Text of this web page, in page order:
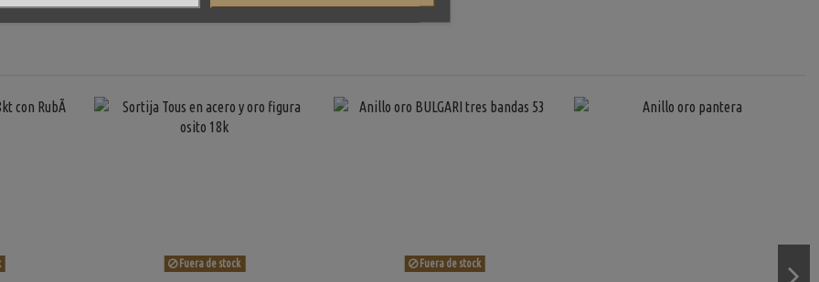
Fuera de stock Fuera de stock